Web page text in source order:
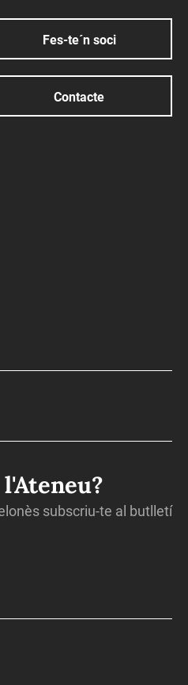
Fes-te´n soci
Contacte
subscriu-te al butlletí